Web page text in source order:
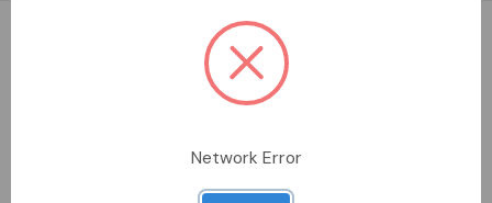
Network Error